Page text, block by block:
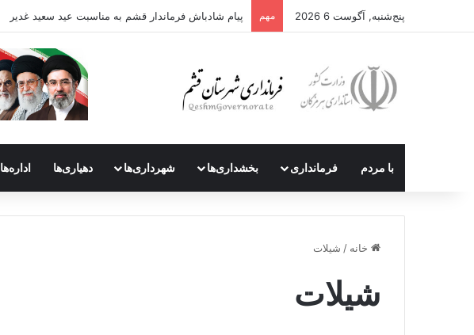
پنج‌شنبه, آگوست 6 2026 مهم پیام شادباش فرماندار قشم به مناسبت عید سعید غدیر
با مردم فرمانداری بخشداری‌ها شهرداری‌ها دهیاری‌ها اداره‌ها
خانه / شیلات
شیلات